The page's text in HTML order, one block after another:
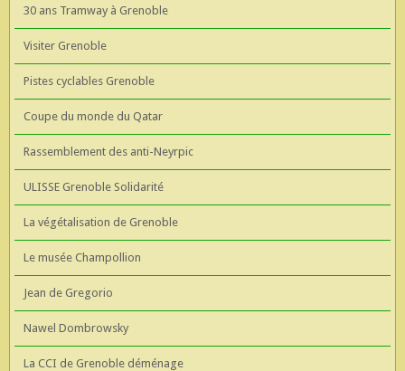
30 ans Tramway à Grenoble
Visiter Grenoble
Pistes cyclables Grenoble
Coupe du monde du Qatar
Rassemblement des anti-Neyrpic
ULISSE Grenoble Solidarité
La végétalisation de Grenoble
Le musée Champollion
Jean de Gregorio
Nawel Dombrowsky
La CCI de Grenoble déménage